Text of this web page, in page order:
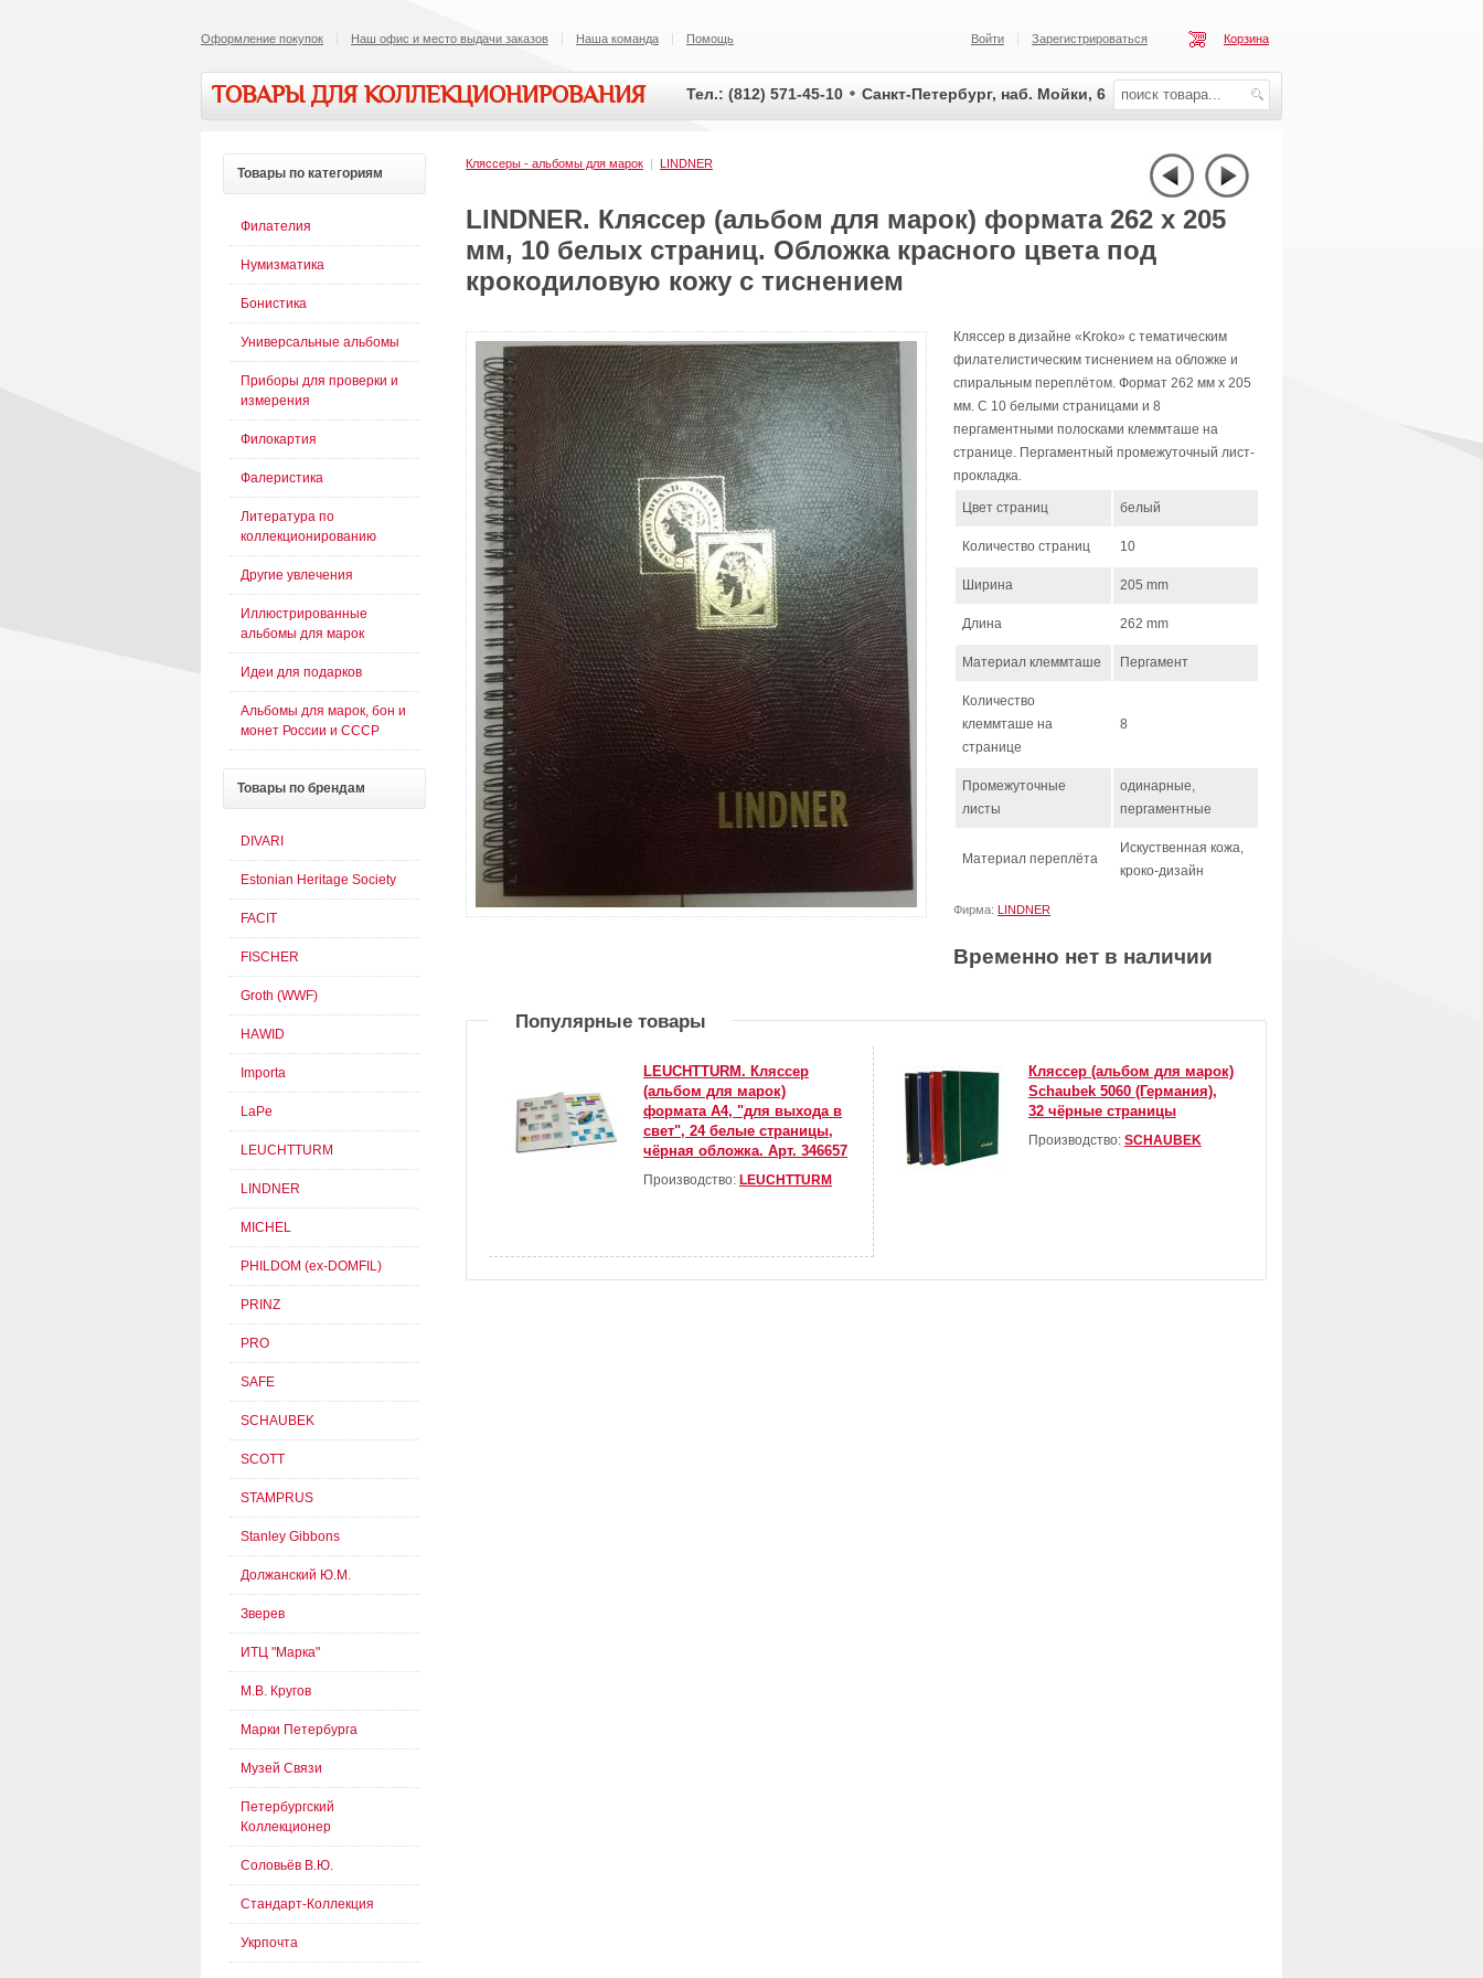
Оформление покупок Наш офис и место выдачи заказов Наша команда Помощь Корзина
Зарегистрироваться
Войти
ТОВАРЫ ДЛЯ КОЛЛЕКЦИОНИРОВАНИЯ Тел.: (812) 571-45-10 Санкт-Петербург, наб. Мойки, 6
Кляссеры - альбомы для марок | LINDNER
LINDNER. Кляссер (альбом для марок) формата 262 x 205
мм, 10 белых страниц. Обложка красного цвета под
крокодиловую кожу с тиснением
Кляссер в дизайне «Kroko» с тематическим
филателистическим тиснением на обложке и
спиральным переплётом. Формат 262 мм x 205
мм. С 10 белыми страницами и 8
пергаментными полосками клеммташе на
странице. Пергаментный промежуточный лист-
прокладка.
Цвет страниц белый
Количество страниц 10
Ширина 205 mm
Длина 262 mm
Материал клеммташе Пергамент
Количество
клеммташе на
странице
8
Промежуточные
листы
одинарные,
пергаментные
Материал переплёта
Искуственная кожа,
кроко-дизайн
Фирма: LINDNER
Временно нет в наличии
Популярные товары
LEUCHTTURM. Кляссер
(альбом для марок)
формата А4, "для выхода в
свет", 24 белые страницы,
чёрная обложка. Арт. 346657
Производство: LEUCHTTURM
Кляссер (альбом для марок)
Schaubek 5060 (Германия),
32 чёрные страницы
Производство: SCHAUBEK
Товары по категориям
Филателия
Нумизматика
Бонистика
Универсальные альбомы
Приборы для проверки и
измерения
Филокартия
Фалеристика
Литература по
коллекционированию
Другие увлечения
Иллюстрированные
альбомы для марок
Идеи для подарков
Альбомы для марок, бон и
монет России и СССР
Товары по брендам
DIVARI
Estonian Heritage Society
FACIT
FISCHER
Groth (WWF)
HAWID
Importa
LaPe
LEUCHTTURM
LINDNER
MICHEL
PHILDOM (ex-DOMFIL)
PRINZ
PRO
SAFE
SCHAUBEK
SCOTT
STAMPRUS
Stanley Gibbons
Должанский Ю.М.
Зверев
ИТЦ "Марка"
М.В. Кругов
Марки Петербурга
Музей Связи
Петербургский
Коллекционер
Соловьёв В.Ю.
Стандарт-Коллекция
Укрпочта